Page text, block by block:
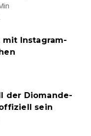
mit Instagram-
der Diomande-
sein